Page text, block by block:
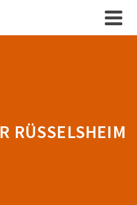
RÜSSELSHEIM